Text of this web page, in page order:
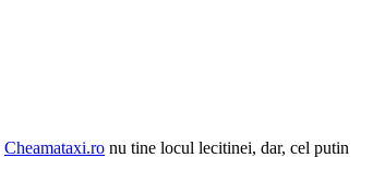
Cheamataxi.ro nu tine locul lecitinei, dar, cel putin